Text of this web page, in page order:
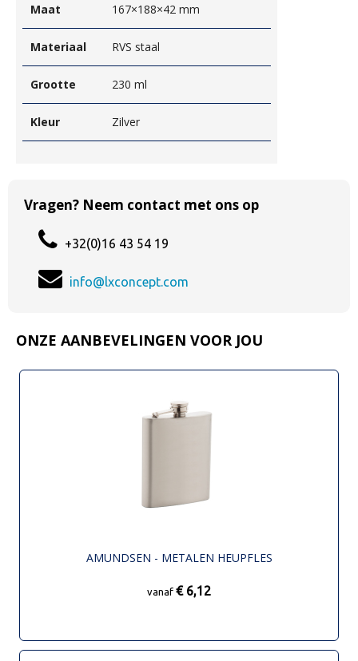
Maat 167×188×42 mm
Materiaal RVS staal
Grootte 230 ml
Kleur Zilver
Vragen? Neem contact met ons op
+32(0)16 43 54 19
info@lxconcept.com
ONZE AANBEVELINGEN VOOR JOU
AMUNDSEN - METALEN HEUPFLES
vanaf € 6,12